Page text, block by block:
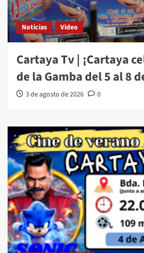
Noticias Video
Cartaya Tv | ¡Cartaya
de la Gamba del 5 al 8
3 de agosto de 2026 0